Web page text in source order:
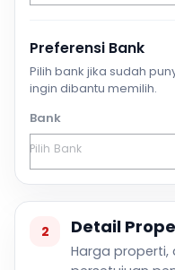
Preferensi Bank
Pilih bank jika sudah
ingin dibantu memilih.
Bank
2 Detail
Harga properti,